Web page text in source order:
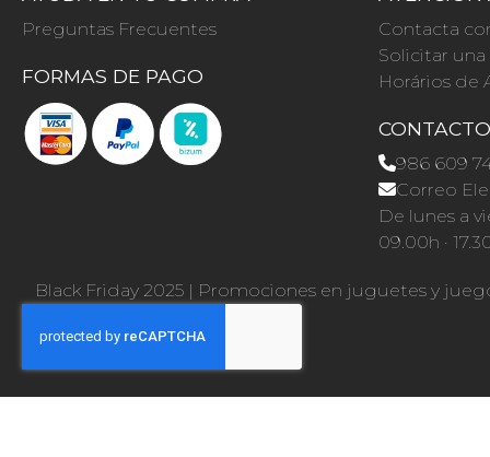
Preguntas Frecuentes
FORMAS DE PAGO
Contacta
Solicitar
Horários de
CONTACTO
986 609
Correo
De lunes a
09.00h ·
Black Friday 2025 | Promociones en juguetes y